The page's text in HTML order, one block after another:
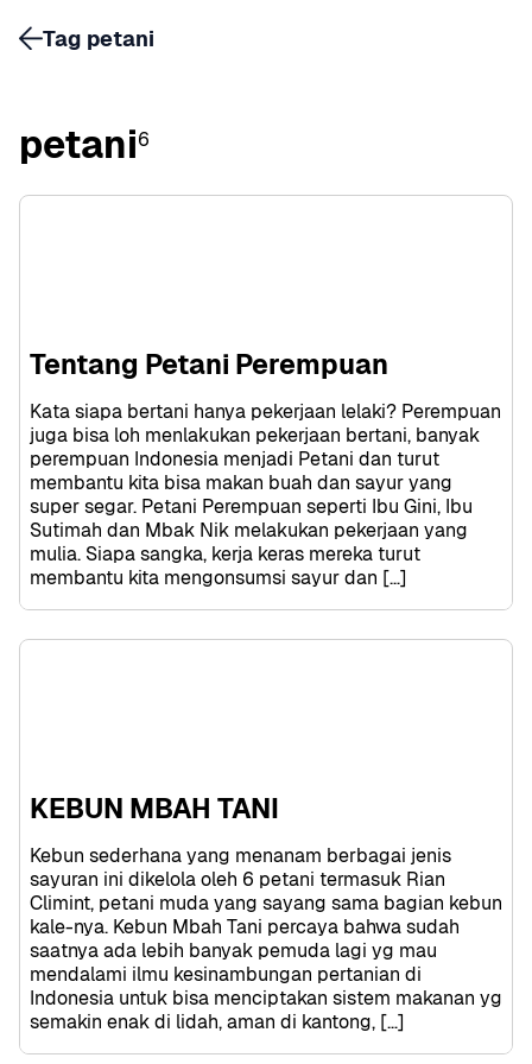
petani6
Tentang Petani Perempuan
Kata siapa bertani hanya pekerjaan lelaki? Perempuan
juga bisa loh menlakukan pekerjaan bertani, banyak
perempuan Indonesia menjadi Petani dan turut
membantu kita bisa makan buah dan sayur yang
super segar. Petani Perempuan seperti Ibu Gini, Ibu
Sutimah dan Mbak Nik melakukan pekerjaan yang
mulia. Siapa sangka, kerja keras mereka turut
membantu kita mengonsumsi sayur dan […]
KEBUN MBAH TANI
Kebun sederhana yang menanam berbagai jenis
sayuran ini dikelola oleh 6 petani termasuk Rian
Climint, petani muda yang sayang sama bagian kebun
kale-nya. Kebun Mbah Tani percaya bahwa sudah
saatnya ada lebih banyak pemuda lagi yg mau
mendalami ilmu kesinambungan pertanian di
Indonesia untuk bisa menciptakan sistem makanan yg
semakin enak di lidah, aman di kantong, […]
Tag petani